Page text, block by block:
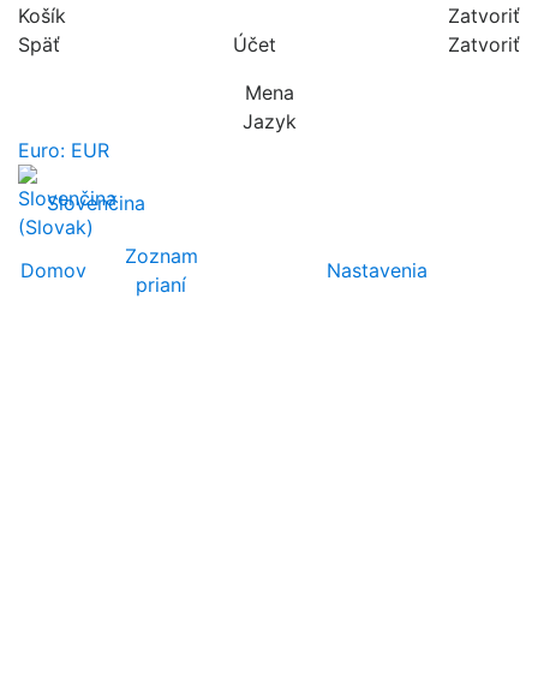
Košík
Zatvoriť
Späť
Účet
Zatvoriť
Mena
Jazyk
Euro: EUR
Slovenčina
Domov
Zoznam
prianí
Nastavenia